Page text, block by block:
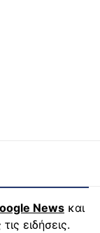
News και
ειδήσεις.